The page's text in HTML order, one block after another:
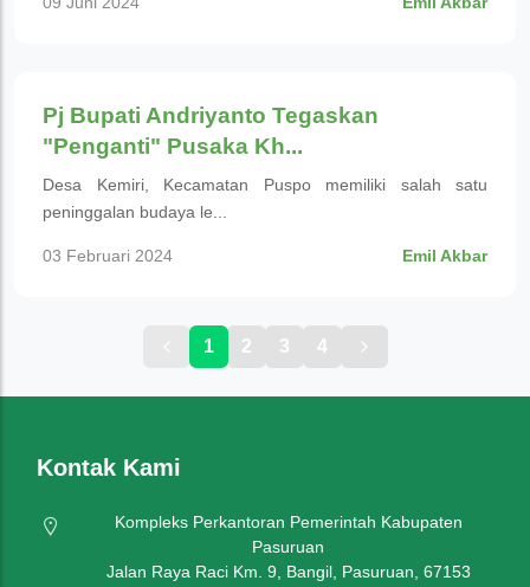
Pj Bupati Andriyanto Tegaskan
"Penganti" Pusaka Kh...
Desa Kemiri, Kecamatan Puspo memiliki salah satu
peninggalan budaya le...
03 Februari 2024 Emil Akbar
1 2 3 4
Kontak Kami
Kompleks Perkantoran Pemerintah Kabupaten
Pasuruan
Jalan Raya Raci Km. 9, Bangil, Pasuruan, 67153